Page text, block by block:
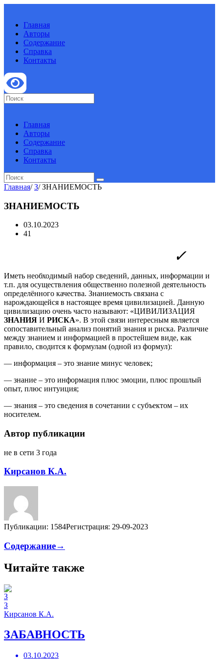
Главная
Авторы
Содержание
Справка
Контакты
Главная
Авторы
Содержание
Справка
Контакты
Главная/ З/ ЗНАНИЕМОСТЬ
ЗНАНИЕМОСТЬ
03.10.2023
41
Иметь необходимый набор сведений, данных, информации и
т.п. для осуществления общественно полезной деятельность
определённого качества. Знаниемость связана с
нарождающейся в настоящее время цивилизацией. Данную
цивилизацию очень часто называют: «ЦИВИЛИЗАЦИЯ
ЗНАНИЯ И РИСКА». В этой связи интересным является
сопоставительный анализ понятий знания и риска. Различие
между знанием и информацией в простейшем виде, как
правило, сводится к формулам (одной из формул):
— информация – это знание минус человек;
— знание – это информация плюс эмоции, плюс прошлый
опыт, плюс интуиция;
— знания – это сведения в сочетании с субъектом – их
носителем.
Автор публикации
не в сети 3 года
Кирсанов К.А.
Публикации: 1584Регистрация: 29-09-2023
Содержание→
Читайте также
З
Кирсанов К.А.
ЗАБАВНОСТЬ
03.10.2023